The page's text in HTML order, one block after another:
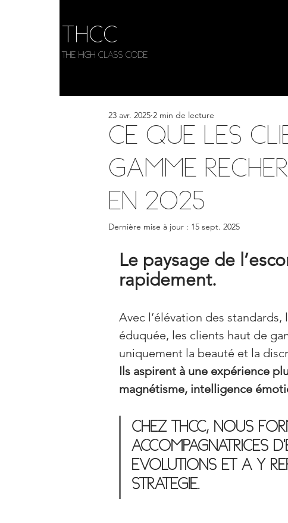
THCC
The HIGH CLASS CODE
Ce que les
gamme
en 2025
23 avr. 2025 2 min de lecture
Dernière mise à jour : 15 sept. 2025
Le paysage de
rapidement.
Avec l’élévation des
éduquée, les clients haut de
uniquement la beauté et la
Ils aspirent à une expérience
magnétisme, intelligence
CHEZ THCC, NOUS
ACCOMPAGNATRICES
ÉVOLUTIONS ET À Y
STRATÉGIE.